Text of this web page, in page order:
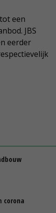
een
JBS
eerder
corona